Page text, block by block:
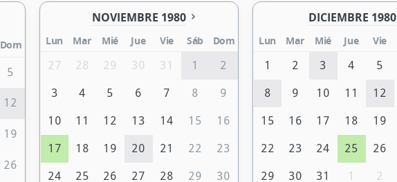
Dom
5
12
19
26
NOVIEMBRE 1980
Lun Mar Mié Jue Vie Sáb
Dom
27
28 29 30 31 1 2
3 4 5 6 7 8 9
10 11 12 13 14 15 16
17 18 19 20 21 22 23
24 25 26 27 28 29 30
DICIEMBRE 1980
Lun Mar Mié Jue Vie
1
2 3 4 5
8 9 10 11 12
15 16 17 18 19
22 23 24 25 26
29 30 31 1 2